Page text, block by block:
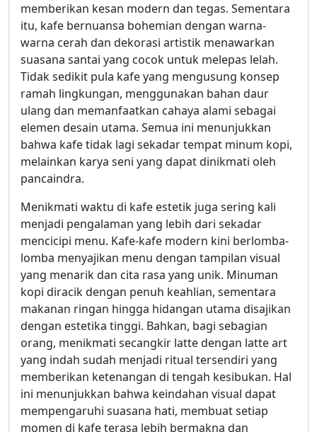
memberikan kesan modern dan tegas. Sementara
itu, kafe bernuansa bohemian dengan warna-
warna cerah dan dekorasi artistik menawarkan
suasana santai yang cocok untuk melepas lelah.
Tidak sedikit pula kafe yang mengusung konsep
ramah lingkungan, menggunakan bahan daur
ulang dan memanfaatkan cahaya alami sebagai
elemen desain utama. Semua ini menunjukkan
bahwa kafe tidak lagi sekadar tempat minum kopi,
melainkan karya seni yang dapat dinikmati oleh
pancaindra.
Menikmati waktu di kafe estetik juga sering kali
menjadi pengalaman yang lebih dari sekadar
mencicipi menu. Kafe-kafe modern kini berlomba-
lomba menyajikan menu dengan tampilan visual
yang menarik dan cita rasa yang unik. Minuman
kopi diracik dengan penuh keahlian, sementara
makanan ringan hingga hidangan utama disajikan
dengan estetika tinggi. Bahkan, bagi sebagian
orang, menikmati secangkir latte dengan latte art
yang indah sudah menjadi ritual tersendiri yang
memberikan ketenangan di tengah kesibukan. Hal
ini menunjukkan bahwa keindahan visual dapat
mempengaruhi suasana hati, membuat setiap
momen di kafe terasa lebih bermakna dan